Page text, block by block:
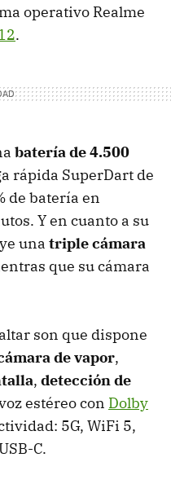
operativo Realme
.
batería de 4.500
rápida SuperDart de
de batería en
Y en cuanto a su
una triple cámara
que su cámara
son que dispone
de vapor,
, detección de
estéreo con Dolby
5G, WiFi 5,
C.